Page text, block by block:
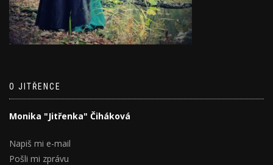
O JITŘENCE
Monika "Jitřenka" Čiháková
Napiš mi e-mail
Pošli mi zprávu